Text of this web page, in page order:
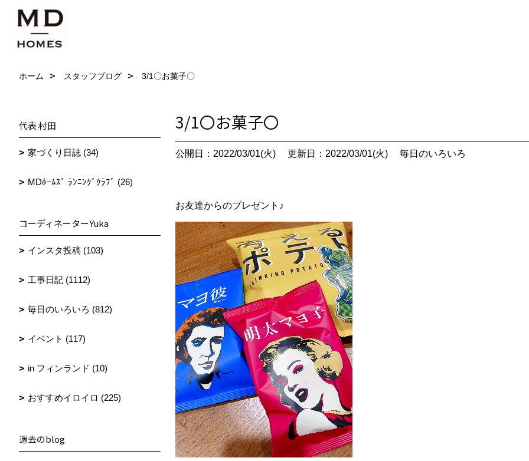
ホーム スタッフブログ 3/1〇お菓子〇
3/1〇お菓子〇
公開日：2022/03/01(火) 更新日：2022/03/01(火) 毎日のいろいろ
お友達からのプレゼント♪
代表 村田
家づくり日誌 (34)
MDﾎｰﾑｽﾞ ﾗﾝﾆﾝｸﾞｸﾗﾌﾞ (26)
コーディネーターYuka
インスタ投稿 (103)
工事日記 (1112)
毎日のいろいろ (812)
イベント (117)
in フィンランド (10)
おすすめイロイロ (225)
過去のblog